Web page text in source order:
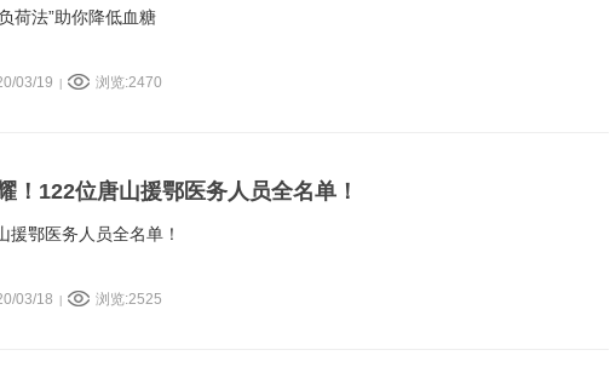
荷法”助你降低血糖
03/19 浏览:2470
！122位唐山援鄂医务人员全名单！
援鄂医务人员全名单！
03/18 浏览:2525